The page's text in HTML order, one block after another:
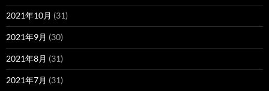
2021年10月 (31)
2021年9月 (30)
2021年8月 (31)
2021年7月 (31)